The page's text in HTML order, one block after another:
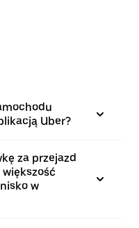
Uber?
za przejazd
w